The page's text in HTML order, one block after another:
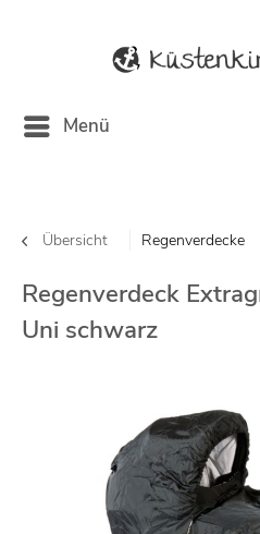
Menü
Übersicht Regenverdecke
Regenverdeck
Uni schwarz